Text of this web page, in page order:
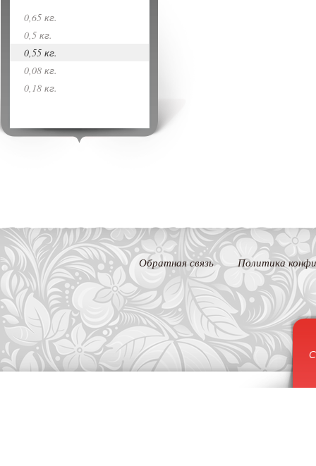
0,65 кг.
0,5 кг.
0,55 кг.
0,08 кг.
0,18 кг.
Обратная связь Политика